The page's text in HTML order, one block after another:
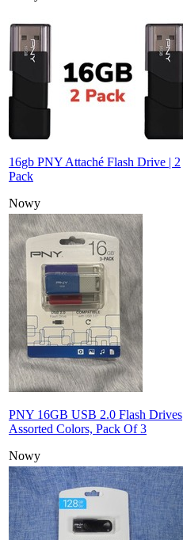
16gb PNY Attaché Flash Drive | 2
Pack
Nowy
PNY 16GB USB 2.0 Flash Drives
Assorted Colors, Pack Of 3
Nowy